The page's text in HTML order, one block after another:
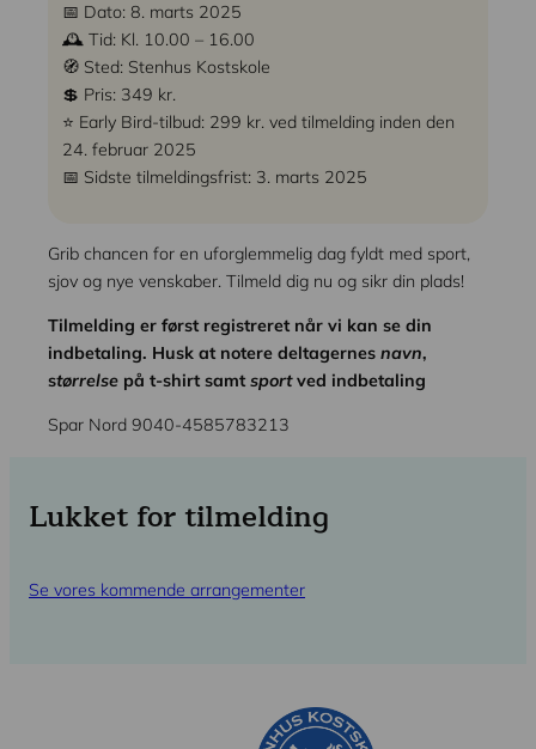
📅 Dato: 8. marts 2025
🕰 Tid: Kl. 10.00 – 16.00
🧭 Sted: Stenhus Kostskole
💲 Pris: 349 kr.
⭐️ Early Bird-tilbud: 299 kr. ved tilmelding inden den
24. februar 2025
📅 Sidste tilmeldingsfrist: 3. marts 2025
Grib chancen for en uforglemmelig dag fyldt med sport,
sjov og nye venskaber. Tilmeld dig nu og sikr din plads!
Tilmelding er først registreret når vi kan se din
indbetaling. Husk at notere deltagernes navn,
størrelse på t-shirt samt sportved indbetaling
Spar Nord 9040-4585783213
Lukket for tilmelding
Se vores kommende arrangementer